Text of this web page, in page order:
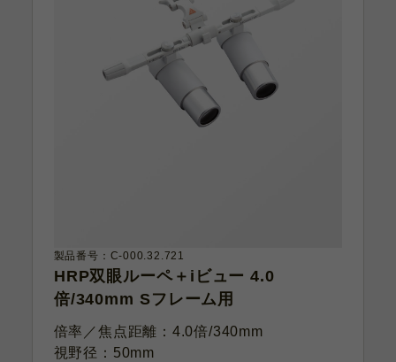
製品番号：C-000.32.721
HRP双眼ルーペ＋iビュー 4.0
倍/340mm Sフレーム用
倍率／焦点距離：4.0倍/340mm
視野径：50mm